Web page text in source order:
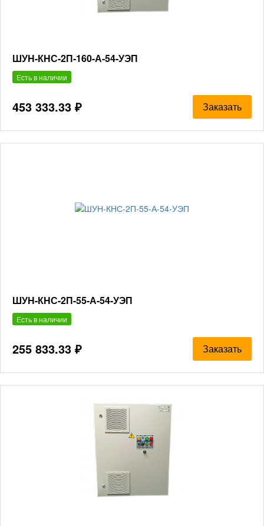
ШУН-КНС-2П-160-А-54-УЭП
Есть в наличии
453 333.33 ₽ Заказать
ШУН-КНС-2П-55-А-54-УЭП
Есть в наличии
255 833.33 ₽ Заказать